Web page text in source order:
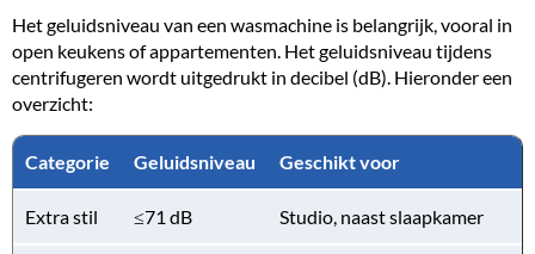
Het geluidsniveau van een wasmachine is belangrijk, vooral in
open keukens of appartementen. Het geluidsniveau tijdens
centrifugeren wordt uitgedrukt in decibel (dB). Hieronder een
overzicht:
Categorie Geluidsniveau Geschikt voor
Extra stil ≤71 dB Studio, naast slaapkamer